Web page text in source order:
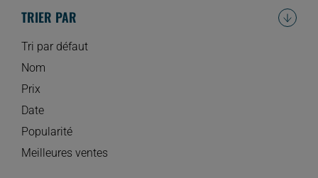
TRIER PAR
Tri par défaut
Nom
Prix
Date
Popularité
Meilleures ventes